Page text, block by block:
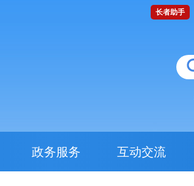
长者助手
政务服务 互动交流